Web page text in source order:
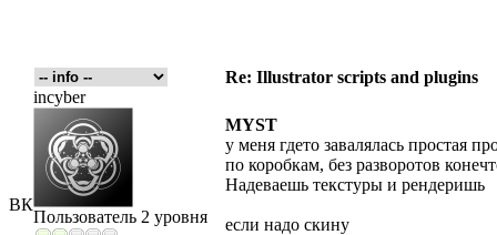
ВК
Re: Illustrator scripts and plugins
incyber
Пользователь 2 уровня
MYST
у меня гдето завалялась простая
по коробкам, без разворотов
Надеваешь текстуры и рендеришь
если надо скину